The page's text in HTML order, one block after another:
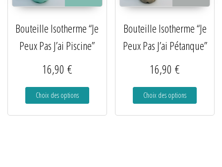
Bouteille Isotherme “Je
Peux Pas J’ai Piscine”
16,90 €
Choix des options
Bouteille Isotherme “Je
Peux Pas J’ai Pétanque”
16,90€
Choix des options